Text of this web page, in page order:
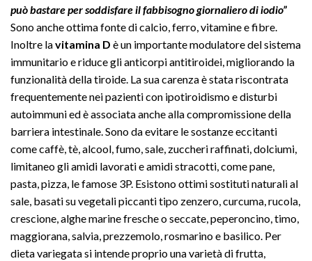
può bastare per soddisfare il fabbisogno giornaliero di iodio”
Sono anche ottima fonte di calcio, ferro, vitamine e fibre.
Inoltre lavitamina D è un importante modulatore del sistema
immunitario e riduce gli anticorpi antitiroidei, migliorando la
funzionalità della tiroide. La sua carenza è stata riscontrata
frequentemente nei pazienti con ipotiroidismo e disturbi
autoimmuni ed è associata anche alla compromissione della
barriera intestinale. Sono da evitare le sostanze eccitanti
come caffè, tè, alcool, fumo, sale, zuccheri raffinati, dolciumi,
limitaneo gli amidi lavorati e amidi stracotti, come pane,
pasta, pizza, le famose 3P. Esistono ottimi sostituti naturali al
sale, basati su vegetali piccanti tipo zenzero, curcuma, rucola,
crescione, alghe marine fresche o seccate, peperoncino, timo,
maggiorana, salvia, prezzemolo, rosmarino e basilico. Per
dieta variegata si intende proprio una varietà di frutta,